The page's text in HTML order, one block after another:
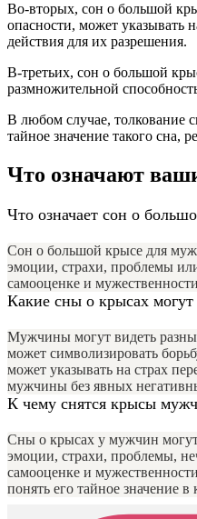
Во-вторых, сон о большой
опасности, может указывать
действия для их разрешения.
В-третьих, сон о большой
размножительной
В любом случае, толкование
тайное значение такого сна,
Что означают
Что означает сон о
Сон о большой крысе для
эмоции, страхи, проблемы
самооценке и
Какие сны о крысах
Мужчины могут видеть
может символизировать
может указывать на страх
мужчины без явных
К чему снятся крысы
Сны о крысах у мужчин могут
эмоции, страхи, проблемы,
самооценке и
понять его тайное значение в